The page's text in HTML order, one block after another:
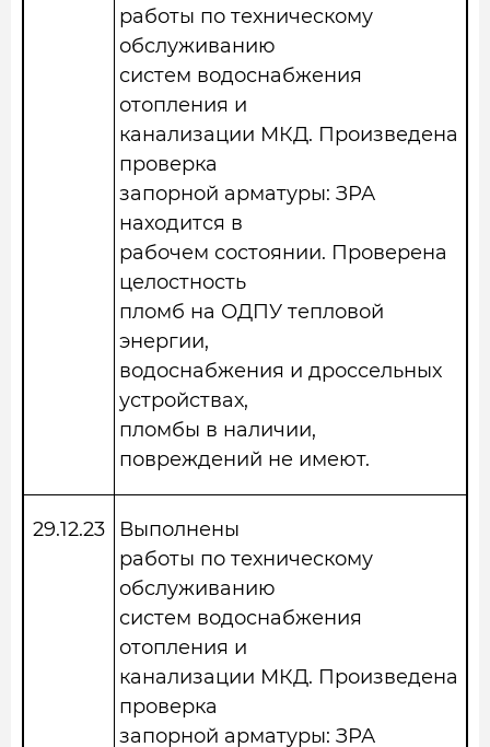
работы по техническому
обслуживанию
систем водоснабжения
отопления и
канализации МКД. Произведена
проверка
запорной арматуры: ЗРА
находится в
рабочем состоянии. Проверена
целостность
пломб на ОДПУ тепловой
энергии,
водоснабжения и дроссельных
устройствах,
пломбы в наличии,
повреждений не имеют.
29.12.23
Выполнены
работы по техническому
обслуживанию
систем водоснабжения
отопления и
канализации МКД. Произведена
проверка
запорной арматуры: ЗРА